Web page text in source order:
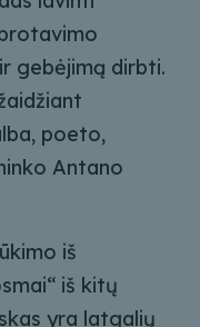
gebėjimą dirbti.
poeto,
Antano
iš
iš kitų
yra latgalių